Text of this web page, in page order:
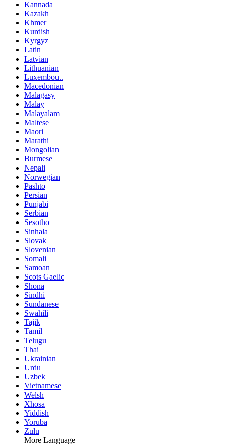
Kannada
Kazakh
Khmer
Kurdish
Kyrgyz
Latin
Latvian
Lithuanian
Luxembou..
Macedonian
Malagasy
Malay
Malayalam
Maltese
Maori
Marathi
Mongolian
Burmese
Nepali
Norwegian
Pashto
Persian
Punjabi
Serbian
Sesotho
Sinhala
Slovak
Slovenian
Somali
Samoan
Scots Gaelic
Shona
Sindhi
Sundanese
Swahili
Tajik
Tamil
Telugu
Thai
Ukrainian
Urdu
Uzbek
Vietnamese
Welsh
Xhosa
Yiddish
Yoruba
Zulu
More Language